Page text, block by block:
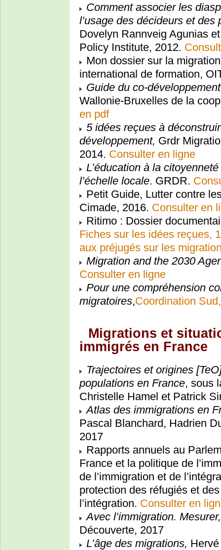
Comment associer les
l’usage des décideurs et des
Dovelyn Rannveig Agunias
Policy Institute, 2012.
Mon dossier sur la
international de formation,
Guide du co-
Wallonie-Bruxelles de la
en pdf
5 idées reçues à
développement, Grdr
2014. Consulter en ligne
L’éducation à la
l’échelle locale. GRDR.
Petit Guide, Lutter contre
Cimade, 2016. Consulter en
Ritimo : Dossier
Fiches sur les idées reçues,
aux préjugés sur les
Migration and the 2030
Consulter en ligne
Pour une compréhension
migratoires,Coordination
Migrations et
immigrés en France
Trajectoires et origines
populations en France, sous
Christelle Hamel et Patrick
Atlas des immigrations en
Pascal Blanchard, Hadrien
2017
Rapports annuels au
France et la politique de
de l’immigration et de
protection des réfugiés et
l’intégration. Consulter en
Avec l’immigration.
Découverte, 2017
L’âge des migrations,